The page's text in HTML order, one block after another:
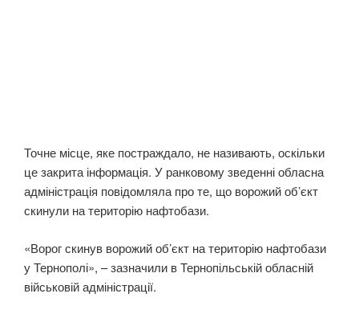
Точне місце, яке постраждало, не називають, оскільки
це закрита інформація. У ранковому зведенні обласна
адміністрація повідомляла про те, що ворожий об’єкт
скинули на територію нафтобази.
«Ворог скинув ворожий об’єкт на територію нафтобази
у Тернополі», – зазначили в Тернопільській обласній
військовій адміністрації.